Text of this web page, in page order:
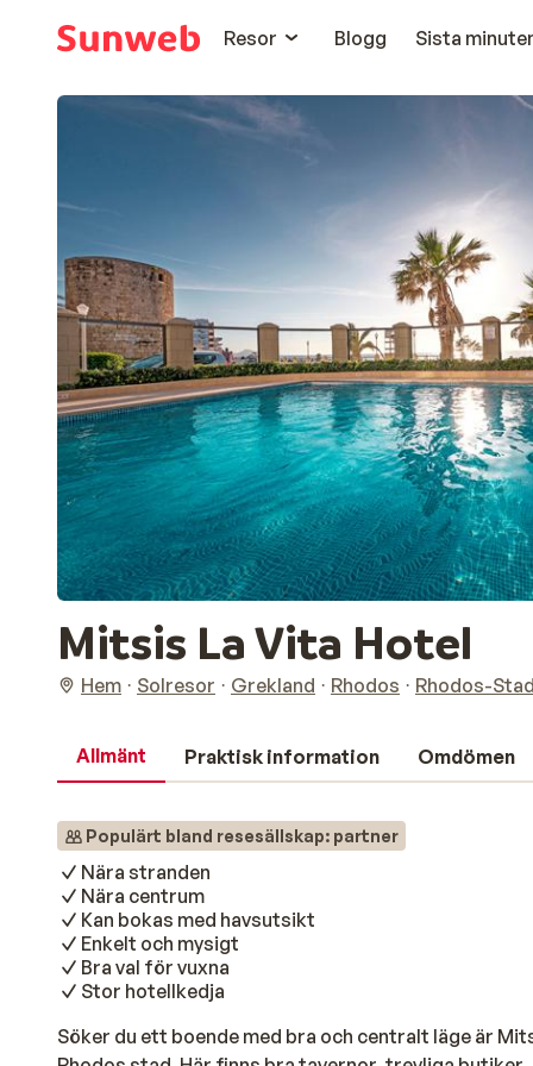
Resor
Blogg Sista
Mitsis La Vita Hotel
Hem Solresor Grekland Rhodos Rhodos-Stad
Allmänt Praktisk information Omdömen
Populärt bland resesällskap: partner
Nära stranden
Nära centrum
Kan bokas med havsutsikt
Enkelt och mysigt
Bra val för vuxna
Stor hotellkedja
Söker du ett boende med bra och centralt läge är